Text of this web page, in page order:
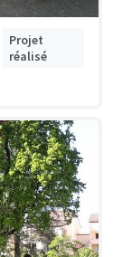
Projet
réalisé